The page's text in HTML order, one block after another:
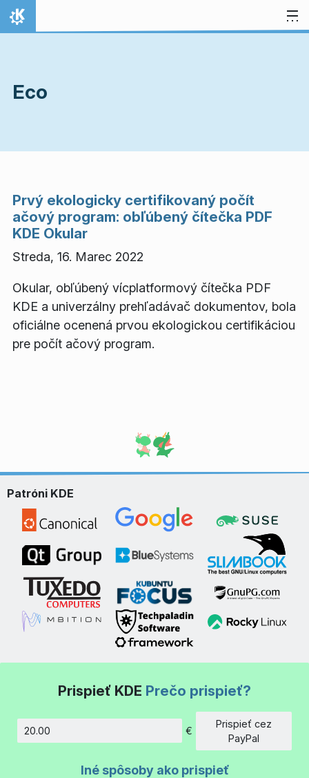
Preskočiť na obsah
Domov
Eco
Prvý ekologicky certifikovaný počít
ačový program: obľúbený čítečka PDF
KDE Okular
Streda, 16. Marec 2022
Okular, obľúbený vícplatformový čítečka PDF
KDE a univerzálny prehľadávač dokumentov, bola
oficiálne ocenená prvou ekologickou certifikáciou
pre počít ačový program.
Patróni KDE
Prispieť KDE Prečo prispieť?
Množstvo
€
Prispieť cez
PayPal
Iné spôsoby ako prispieť